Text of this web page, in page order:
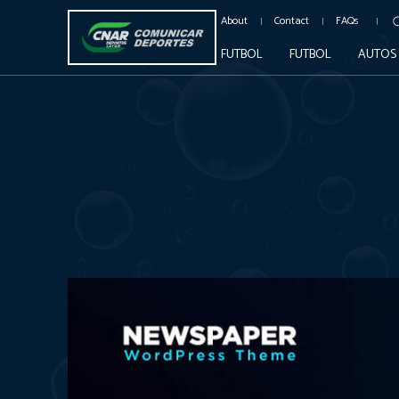
About Contact FAQs
FUTBOL FUTBOL AUTOS